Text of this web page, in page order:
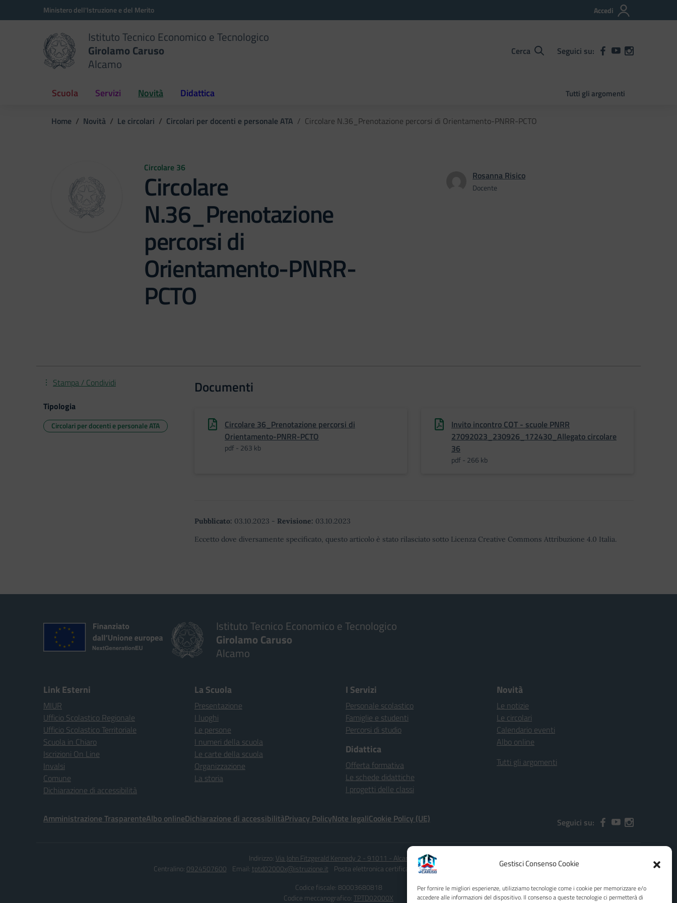
Gestisci Consenso Cookie
Per fornire le migliori esperienze, utilizziamo tecnologie come i cookie per memorizzare e/o
accedere alle informazioni del dispositivo. Il consenso a queste tecnologie ci permetterà di
Vai ai contenuti
Vai al menu di navigazioneMinistero dell'Istruzione e del Merito Accedi
Istituto Tecnico Economico e Tecnologico
Girolamo Caruso
Alcamo
Cerca Seguici su:
Scuola Servizi Novità Didattica Tutti gli argomenti
Home Novità Le circolari Circolari per docenti e personale ATA Circolare N.36_Prenotazione percorsi di Orientamento-PNRR-PCTO
Circolare 36
Circolare
N.36_Prenotazione
percorsi di
Orientamento-PNRR-
PCTO
Rosanna Risico
Docente
Documenti
Circolare 36_Prenotazione percorsi di
Orientamento-PNRR-PCTO
pdf - 263 kb
Invito incontro COT - scuole PNRR
27092023_230926_172430_Allegato circolare
36
pdf - 266 kb
Pubblicato: 03.10.2023 - Revisione: 03.10.2023
Eccetto dove diversamente specificato, questo articolo è stato rilasciato sotto Licenza Creative Commons Attribuzione 4.0 Italia.
Stampa / Condividi
Tipologia
Circolari per docenti e personale ATA
Istituto Tecnico Economico e Tecnologico
Girolamo Caruso
Alcamo
Link Esterni
MIUR
Ufficio Scolastico Regionale
Ufficio Scolastico Territoriale
Scuola in Chiaro
Iscrizioni On Line
Invalsi
Comune
Dichiarazione di accessibilità
La Scuola
Presentazione
I luoghi
Le persone
I numeri della scuola
Le carte della scuola
Organizzazione
La storia
I Servizi
Personale scolastico
Famiglie e studenti
Percorsi di studio
Didattica
Offerta formativa
Le schede didattiche
I progetti delle classi
Novità
Le notizie
Le circolari
Calendario eventi
Albo online
Tutti gli argomenti
Amministrazione TrasparenteAlbo onlineDichiarazione di accessibilitàPrivacy PolicyNote legaliCookie Policy (UE) Seguici su:
Indirizzo: Via John Fitzgerald Kennedy 2 - 91011 - Alcamo (TP)
Centralino: 0924507600 Email: tptd02000x@istruzione.it Posta elettronica certificata (PEC):tptd02000x@pec.istruzione.it
Codice fiscale: 80003680818
Codice meccanografico:TPTD02000X